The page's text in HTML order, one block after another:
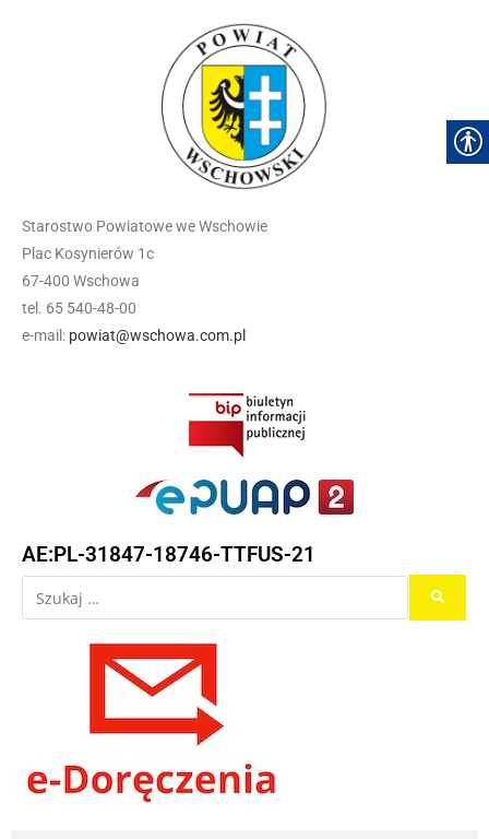
Starostwo Powiatowe we Wschowie
Plac Kosynierów 1c
67-400 Wschowa
tel. 65 540-48-00
e-mail: powiat@wschowa.com.pl
AE:PL-31847-18746-TTFUS-21